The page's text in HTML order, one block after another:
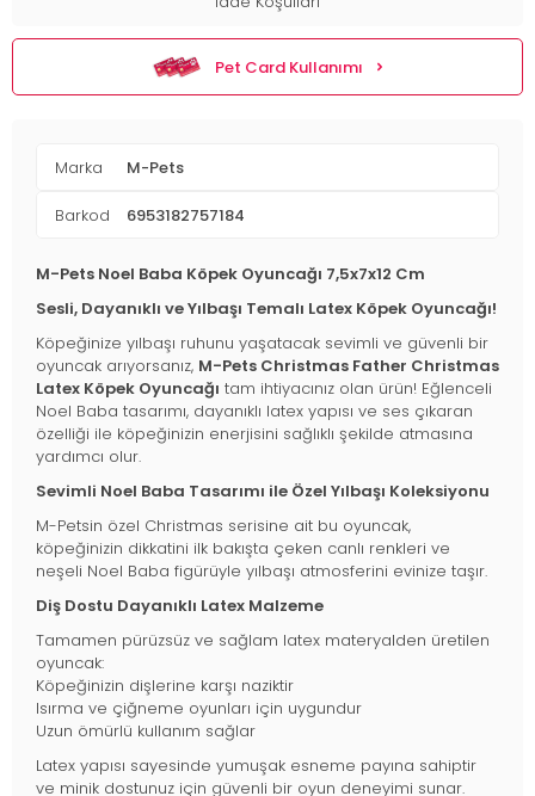
Pet Card Kullanımı
Marka M-Pets
Barkod 6953182757184
M-Pets Noel Baba Köpek Oyuncağı 7,5x7x12 Cm
Sesli, Dayanıklı ve Yılbaşı Temalı Latex Köpek Oyuncağı!
Köpeğinize yılbaşı ruhunu yaşatacak sevimli ve güvenli bir
oyuncak arıyorsanız, M-Pets Christmas Father Christmas
Latex Köpek Oyuncağı tam ihtiyacınız olan ürün! Eğlenceli
Noel Baba tasarımı, dayanıklı latex yapısı ve ses çıkaran
özelliği ile köpeğinizin enerjisini sağlıklı şekilde atmasına
yardımcı olur.
Sevimli Noel Baba Tasarımı ile Özel Yılbaşı Koleksiyonu
M-Petsin özel Christmas serisine ait bu oyuncak,
köpeğinizin dikkatini ilk bakışta çeken canlı renkleri ve
neşeli Noel Baba figürüyle yılbaşı atmosferini evinize taşır.
Diş Dostu Dayanıklı Latex Malzeme
Tamamen pürüzsüz ve sağlam latex materyalden üretilen
oyuncak:
Köpeğinizin dişlerine karşı naziktir
Isırma ve çiğneme oyunları için uygundur
Uzun ömürlü kullanım sağlar
Latex yapısı sayesinde yumuşak esneme payına sahiptir
ve minik dostunuz için güvenli bir oyun deneyimi sunar.